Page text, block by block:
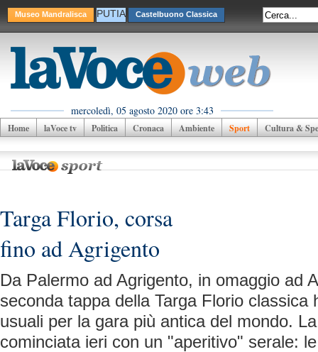
Museo Mandralisca PUTIA Castelbuono Classica
mercoledì, 05 agosto 2020 ore 3:43
Home laVoce tv Politica Cronaca Ambiente Sport Cultura &
Targa Florio, corsa
fino ad Agrigento
Da Palermo ad Agrigento, in omaggio ad
seconda tappa della Targa Florio classica
usuali per la gara più antica del mondo. La
cominciata ieri con un "aperitivo" serale: